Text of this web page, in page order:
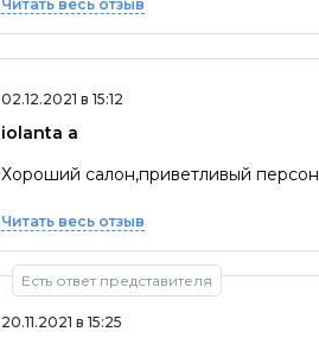
Читать весь отзыв
02.12.2021 в 15:12
iolanta a
Хороший салон,приветливый
Читать весь отзыв
Есть ответ представителя
20.11.2021 в 15:25